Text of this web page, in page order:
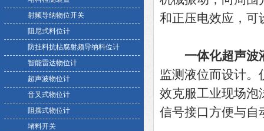
射频导纳物位开关
阻尼式料位计
防挂料抗枮腐射频导纳料位计
智能雷达物位计
超声波物位计
音叉式物位计
阻摆式物位计
堵料开关
和正压电效应，可
一体化超声波
监测液位而设计
效克服工业现场泡
信号接口方便与自